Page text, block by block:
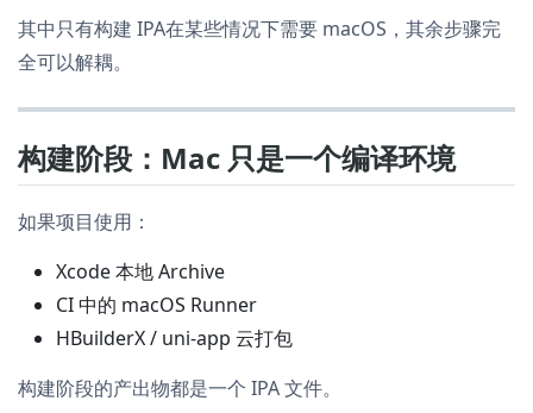
其中只有构建 IPA在某些情况下需要 macOS，其余步骤完
全可以解耦。
构建阶段：Mac 只是一个编译环境
如果项目使用：
Xcode 本地 Archive
CI 中的 macOS Runner
HBuilderX / uni-app 云打包
构建阶段的产出物都是一个 IPA 文件。